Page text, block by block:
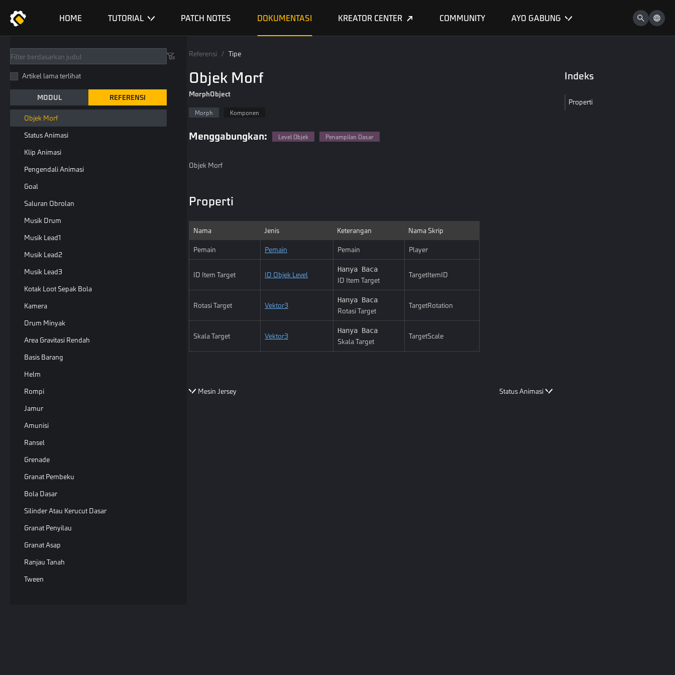
HOME TUTORIAL PATCH NOTES DOKUMENTASI KREATOR CENTER COMMUNITY AYO GABUNG
Artikel lama terlihat
MODUL REFERENSI
UI Dompet
UI Panel Skor Dua Tim
UI Panel Hasil Multi-Tim
Mesin Jersey
Objek Morf
Status Animasi
Klip Animasi
Pengendali Animasi
Goal
Saluran Obrolan
Musik Drum
Musik Lead1
Musik Lead2
Musik Lead3
Kotak Loot Sepak Bola
Kamera
Drum Minyak
Area Gravitasi Rendah
Basis Barang
Helm
Rompi
Jamur
Amunisi
Ransel
Grenade
Granat Pembeku
Bola Dasar
Silinder Atau Kerucut Dasar
Granat Penyilau
Granat Asap
Ranjau Tanah
Tween
Referensi / Tipe
Objek Morf
MorphObject
Morph Komponen
Menggabungkan: Level Objek Penampilan Dasar
Objek Morf
Properti
Nama Jenis Keterangan Nama Skrip
Pemain Pemain Pemain Player
ID Item Target ID Objek Level
Hanya Baca
ID Item Target
TargetItemID
Rotasi Target Vektor3
Hanya Baca
Rotasi Target
TargetRotation
Skala Target Vektor3
Hanya Baca
Skala Target
TargetScale
Mesin Jersey Status Animasi
Indeks
Properti